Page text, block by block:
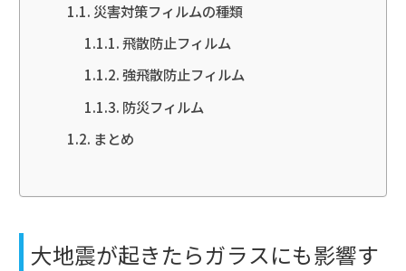
災害対策フィルムの種類
飛散防止フィルム
強飛散防止フィルム
防災フィルム
まとめ
大地震が起きたらガラスにも影響す